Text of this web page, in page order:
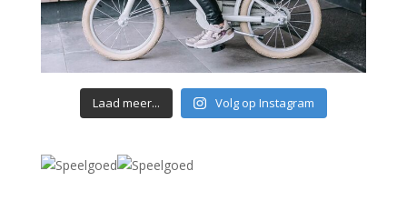
Laad meer... Volg op Instagram